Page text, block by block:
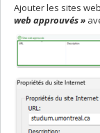
Ajouter les sites
web approuvés »